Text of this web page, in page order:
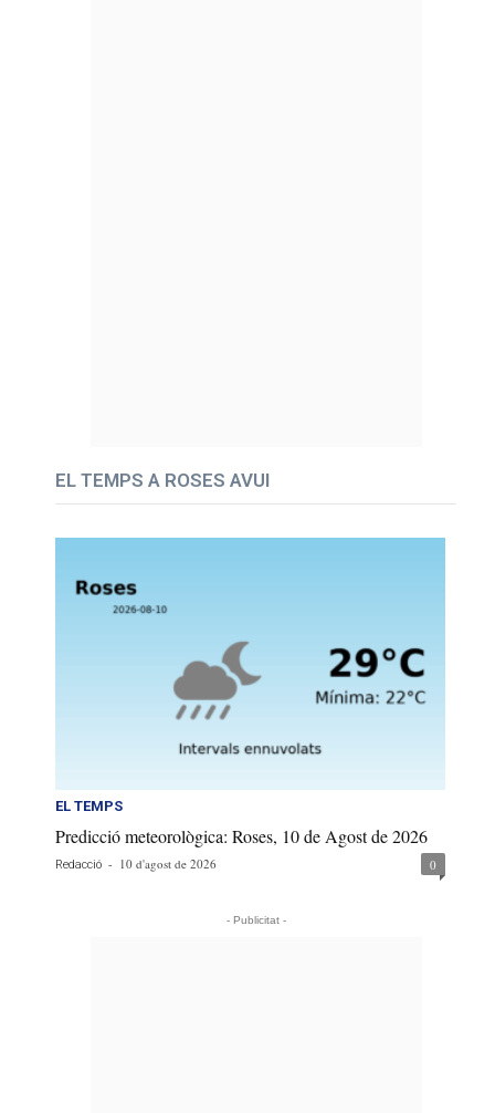
EL TEMPS A ROSES AVUI
EL TEMPS
Predicció meteorològica: Roses, 10 de Agost de 2026
Redacció - 10 d'agost de 2026 0
- Publicitat -